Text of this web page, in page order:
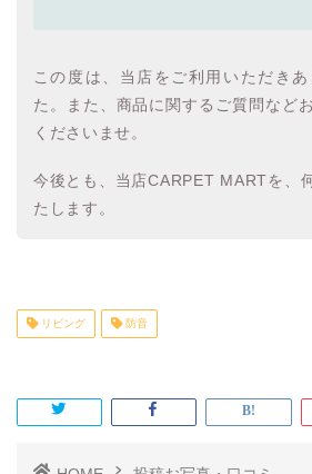
この度は、当店をご利用いただき
た。また、商品に関するご質問など
くださいませ。
今後とも、当店CARPET MARTを、
たします。
リビング 防音